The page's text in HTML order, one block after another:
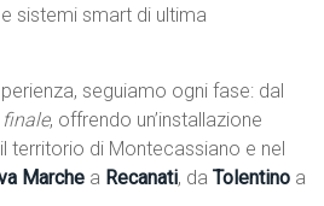
sistemi smart di ultima
seguiamo ogni fase: dal
, offrendo un’installazione
territorio di Montecassiano e nel
Marche a Recanati, daTolentino a